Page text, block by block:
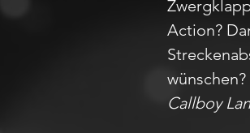
Action?
wünschen?
Callboy